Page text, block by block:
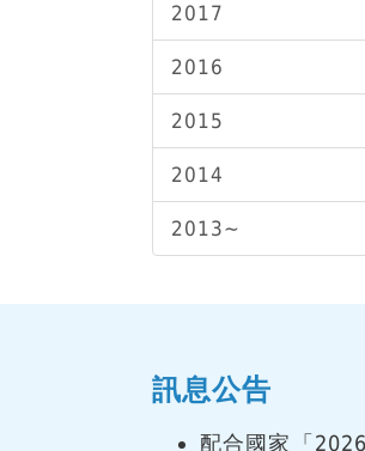
2017
2016
2015
2014
2013~
訊息公告
配合國家「